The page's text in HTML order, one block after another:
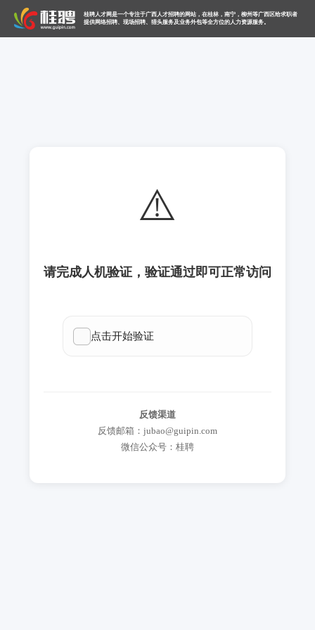
桂聘人才网是一个专注于广西人才招聘的网站，在桂林，南宁，柳州等广西区给求职者
提供网络招聘、现场招聘、猎头服务及业务外包等全方位的人力资源服务。
⚠️
请完成人机验证，验证通过即可正常访问
反馈渠道
反馈邮箱：jubao@guipin.com
微信公众号：桂聘